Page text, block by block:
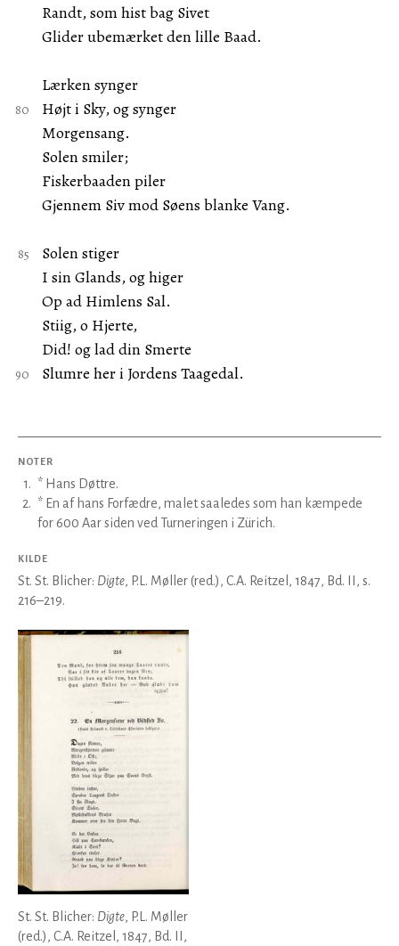
Randt, som hist bag Sivet
Glider ubemærket den lille Baad.
Lærken synger
Højt i Sky, og synger
Morgensang.
Solen smiler;
Fiskerbaaden piler
Gjennem Siv mod Søens blanke Vang.
Solen stiger
I sin Glands, og higer
Op ad Himlens Sal.
Stiig, o Hjerte,
Did! og lad din Smerte
Slumre her i Jordens Taagedal.
NOTER
1. * Hans Døttre.
2. * En af hans Forfædre, malet saaledes som han kæmpede
for 600 Aar siden ved Turneringen i Zürich.
KILDE
St. St. Blicher: Digte, P.L. Møller (red.), C.A. Reitzel, 1847, Bd. II, s.
216–219.
St. St. Blicher: Digte, P.L. Møller
(red.), C.A. Reitzel, 1847, Bd. II,